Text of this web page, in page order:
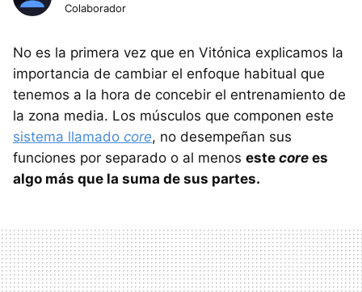
Colaborador
No es la primera vez que en Vitónica explicamos la
importancia de cambiar el enfoque habitual que
tenemos a la hora de concebir el entrenamiento de
la zona media. Los músculos que componen este
sistema llamado core, no desempeñan sus
funciones por separado o al menos este core es
algo más que la suma de sus partes.